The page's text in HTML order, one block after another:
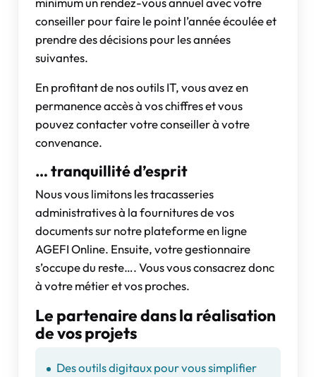
conseiller pour faire le point l’année écoulée et
prendre des décisions pour les années
suivantes.
En profitant de nos outils IT, vous avez en
permanence accès à vos chiffres et vous
pouvez contacter votre conseiller à votre
convenance.
… tranquillité d’esprit
Nous vous limitons les tracasseries
administratives à la fournitures de vos
documents sur notre plateforme en ligne
AGEFI Online. Ensuite, votre gestionnaire
s’occupe du reste…. Vous vous consacrez donc
à votre métier et vos proches.
Le partenaire dans la réalisation
de vos projets
Des outils digitaux pour vous simplifier